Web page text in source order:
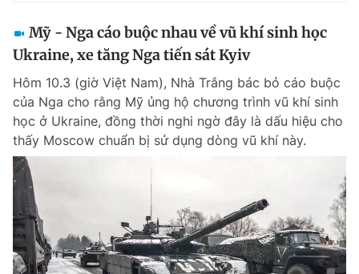
Mỹ - Nga cáo buộc nhau về vũ khí sinh học
Ukraine, xe tăng Nga tiến sát Kyiv
Hôm 10.3 (giờ Việt Nam), Nhà Trắng bác bỏ cáo buộc
của Nga cho rằng Mỹ ủng hộ chương trình vũ khí sinh
học ở Ukraine, đồng thời nghi ngờ đây là dấu hiệu cho
thấy Moscow chuẩn bị sử dụng dòng vũ khí này.